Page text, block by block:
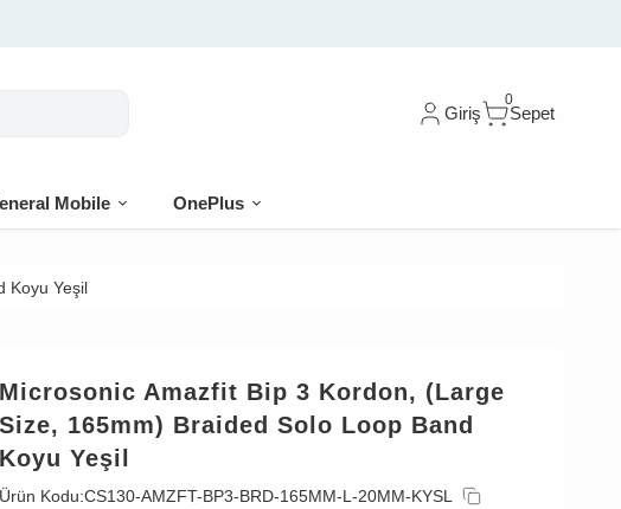
Giriş
0
Sepet
Mobile OnePlus
Koyu Yeşil
Microsonic Amazfit Bip 3 Kordon, (Large
Size, 165mm) Braided Solo Loop Band
Koyu Yeşil
Ürün Kodu:CS130-AMZFT-BP3-BRD-165MM-L-20MM-KYSL